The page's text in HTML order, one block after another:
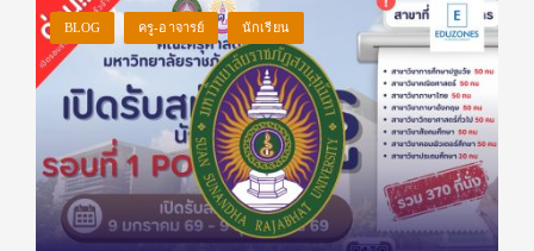
BLOG ครู-อาจารย์ นักเรียน